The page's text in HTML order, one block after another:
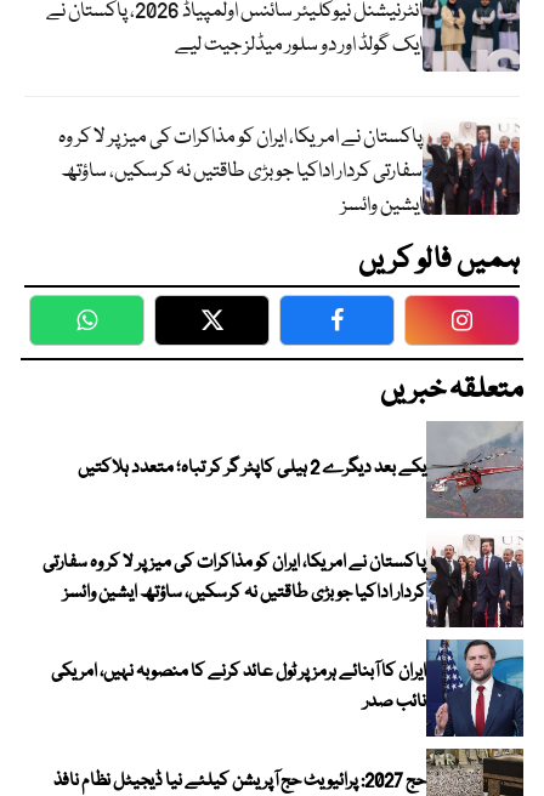
انٹرنیشنل نیوکلیئر سائنس اولمپیاڈ 2026، پاکستان نے
ایک گولڈ اور دو سلور میڈلز جیت لیے
پاکستان نے امریکا، ایران کو مذاکرات کی میز پر لا کر وہ
سفارتی کردار اداکیا جو بڑی طاقتیں نہ کرسکیں، ساؤتھ
ایشین وائسز
ہمیں فالو کریں
WhatsApp Twitter Facebook
متعلقہ خبریں
یکے بعد دیگرے 2 ہیلی کاپٹر گر کر تباہ؛ متعدد ہلاکتیں
پاکستان نے امریکا، ایران کو مذاکرات کی میز پر لا کر وہ سفارتی
کردار اداکیا جو بڑی طاقتیں نہ کرسکیں، ساؤتھ ایشین وائسز
ایران کا آبنائے ہرمز پر ٹول عائد کرنے کا منصوبہ نہیں، امریکی
نائب صدر
حج 2027: پرائیویٹ حج آپریشن کیلئے نیا ڈیجیٹل نظام نافذ